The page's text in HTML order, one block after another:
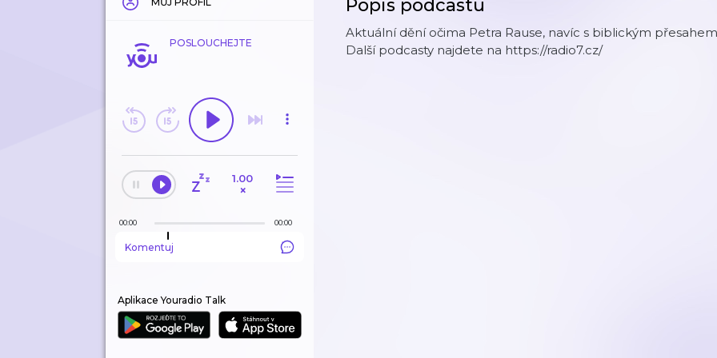
POSLOUCHEJTE
1.00
×
00:00 00:00
Komentuj
Aplikace Youradio Talk
Popis podcastu
Aktuální dění očima Petra Rause, navíc s biblickým
Další podcasty najdete na https://radio7.cz/